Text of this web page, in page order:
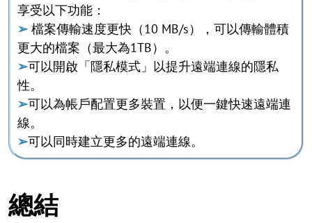
享受以下功能：
➢檔案傳輸速度更快（10 MB/s），可以傳輸體積
更大的檔案（最大為1TB）。
➢可以開啟「隱私模式」以提升遠端連線的隱私
性。
➢可以為帳戶配置更多裝置，以便一鍵快速遠端連
線。
➢可以同時建立更多的遠端連線。
總結